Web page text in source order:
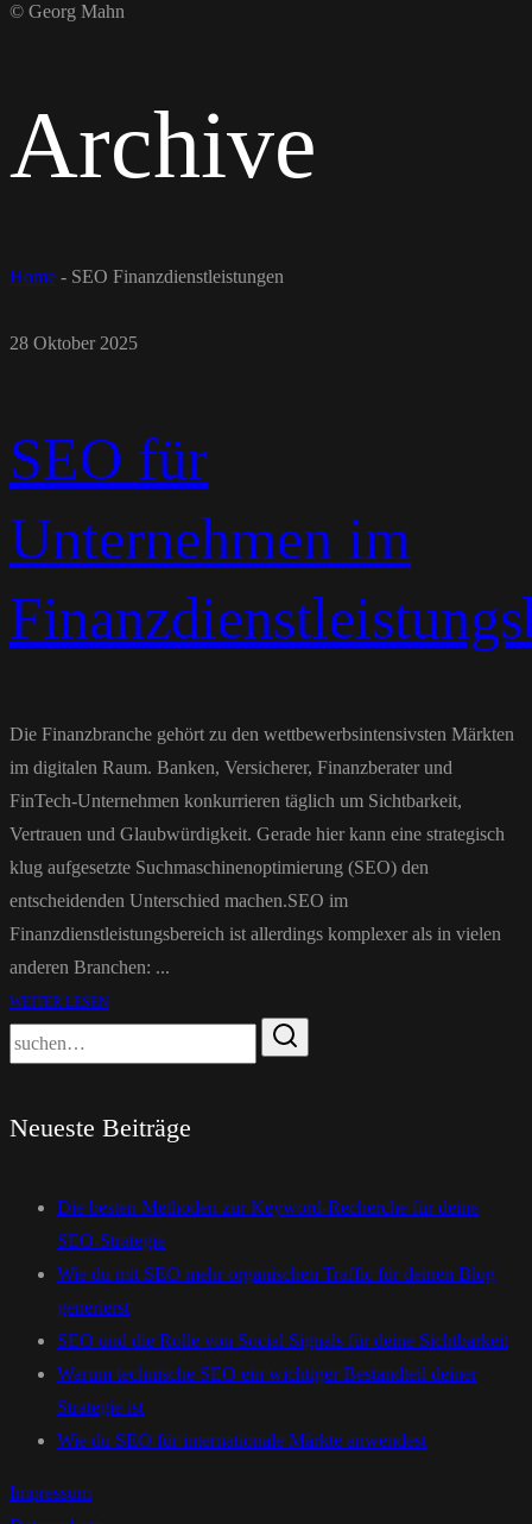
© Georg Mahn
Archive
Home - SEO Finanzdienstleistungen
28 Oktober 2025
SEO für
Unternehmen im
Die Finanzbranche gehört zu den wettbewerbsintensivsten Märkten
im digitalen Raum. Banken, Versicherer, Finanzberater und
FinTech-Unternehmen konkurrieren täglich um Sichtbarkeit,
Vertrauen und Glaubwürdigkeit. Gerade hier kann eine strategisch
klug aufgesetzte Suchmaschinenoptimierung (SEO) den
entscheidenden Unterschied machen.SEO im
Finanzdienstleistungsbereich ist allerdings komplexer als in vielen
anderen Branchen: ...
WEITER LESEN
Neueste Beiträge
Die besten Methoden zur Keyword-Recherche für deine
SEO-Strategie
Wie du mit SEO mehr organischen Traffic für deinen Blog
generierst
SEO und die Rolle von Social Signals für deine Sichtbarkeit
Warum technische SEO ein wichtiger Bestandteil deiner
Strategie ist
Wie du SEO für internationale Märkte anwendest
Impressum